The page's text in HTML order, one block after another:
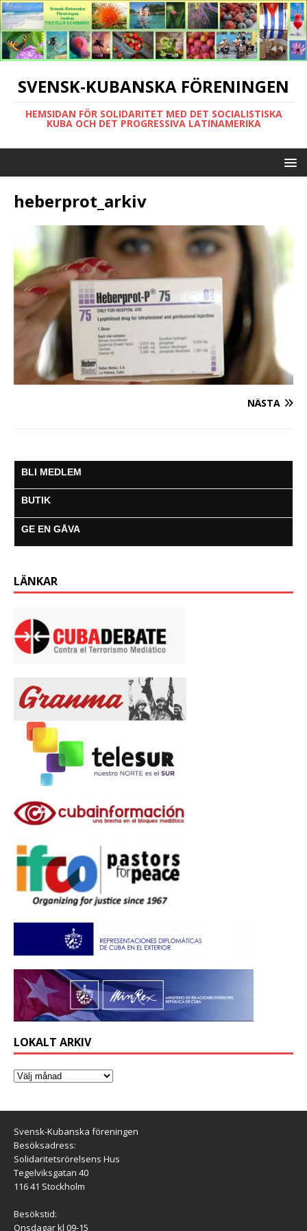
SVENSK-KUBANSKA FÖRENINGEN
HEMSIDAN FÖR SOLIDARITET MED DET SOCIALISTISKA
KUBA OCH DET PROGRESSIVA LATINAMERIKA
heberprot_arkiv
NÄSTA
BLI MEDLEM
BUTIK
GE EN GÅVA
LÄNKAR
LOKALT ARKIV
Svensk-Kubanska föreningen
Besöksadress:
Solidaritetsrörelsens Hus
Tegelviksgatan 40
116 41 Stockholm
Besökstid:
Onsdagar kl 09-15